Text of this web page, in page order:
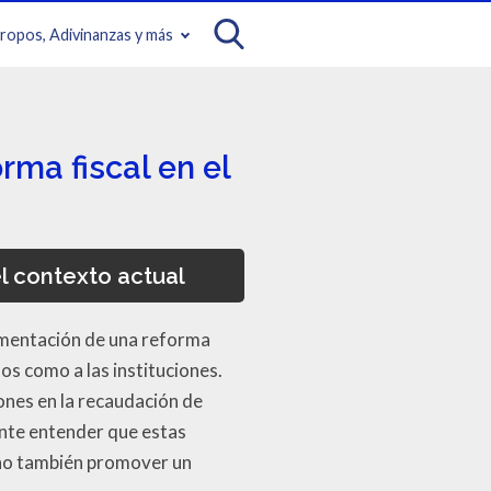
Adivinanzas y más
fiscal en el
contexto actual
de una reforma
como a las instituciones.
en la recaudación de
entender que estas
también promover un